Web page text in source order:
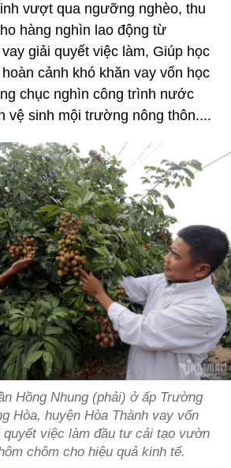
vượt qua ngưỡng nghèo, thu
hàng nghìn lao động từ
giải quyết việc làm, Giúp học
cảnh khó khăn vay vốn học
chục nghìn công trình nước
vệ sinh mội trường nông thôn....
Hồng Nhung (phải) ở ấp Trường
Hòa, huyện Hòa Thành vay vốn
việc làm đầu tư cải tạo vườn
chôm cho hiệu quả kinh tế.